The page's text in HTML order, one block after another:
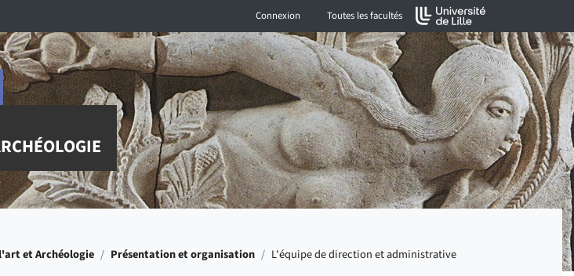
Connexion Toutes les facultés
et Archéologie / Présentation et organisation / L'équipe de direction et administrative